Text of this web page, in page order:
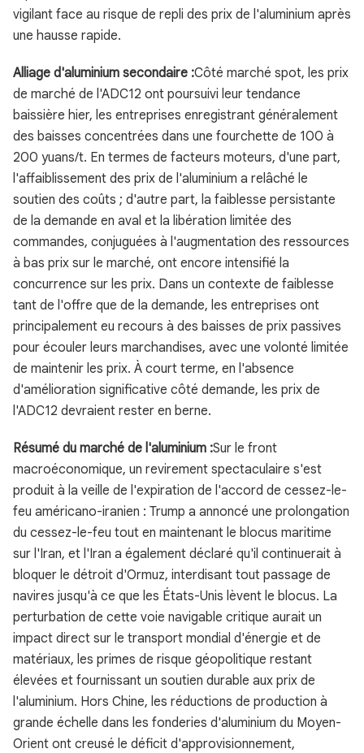
vigilant face au risque de repli des prix de l'aluminium après
une hausse rapide.
Alliage d'aluminium secondaire :Côté marché spot, les prix
de marché de l'ADC12 ont poursuivi leur tendance
baissière hier, les entreprises enregistrant généralement
des baisses concentrées dans une fourchette de 100 à
200 yuans/t. En termes de facteurs moteurs, d'une part,
l'affaiblissement des prix de l'aluminium a relâché le
soutien des coûts ; d'autre part, la faiblesse persistante
de la demande en aval et la libération limitée des
commandes, conjuguées à l'augmentation des ressources
à bas prix sur le marché, ont encore intensifié la
concurrence sur les prix. Dans un contexte de faiblesse
tant de l'offre que de la demande, les entreprises ont
principalement eu recours à des baisses de prix passives
pour écouler leurs marchandises, avec une volonté limitée
de maintenir les prix. À court terme, en l'absence
d'amélioration significative côté demande, les prix de
l'ADC12 devraient rester en berne.
Résumé du marché de l'aluminium :Sur le front
macroéconomique, un revirement spectaculaire s'est
produit à la veille de l'expiration de l'accord de cessez-le-
feu américano-iranien : Trump a annoncé une prolongation
du cessez-le-feu tout en maintenant le blocus maritime
sur l'Iran, et l'Iran a également déclaré qu'il continuerait à
bloquer le détroit d'Ormuz, interdisant tout passage de
navires jusqu'à ce que les États-Unis lèvent le blocus. La
perturbation de cette voie navigable critique aurait un
impact direct sur le transport mondial d'énergie et de
matériaux, les primes de risque géopolitique restant
élevées et fournissant un soutien durable aux prix de
l'aluminium. Hors Chine, les réductions de production à
grande échelle dans les fonderies d'aluminium du Moyen-
Orient ont creusé le déficit d'approvisionnement,